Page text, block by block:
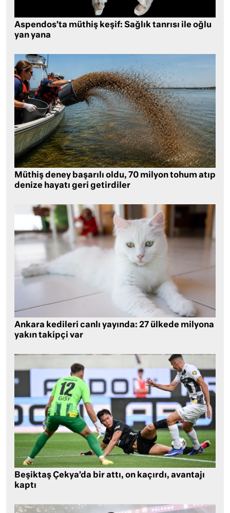
Aspendos’ta müthiş keşif: Sağlık tanrısı ile oğlu
yan yana
Müthiş deney başarılı oldu, 70 milyon tohum atıp
denize hayatı geri getirdiler
Ankara kedileri canlı yayında: 27 ülkede milyona
yakın takipçi var
Beşiktaş Çekya’da bir attı, on kaçırdı, avantajı
kaptı